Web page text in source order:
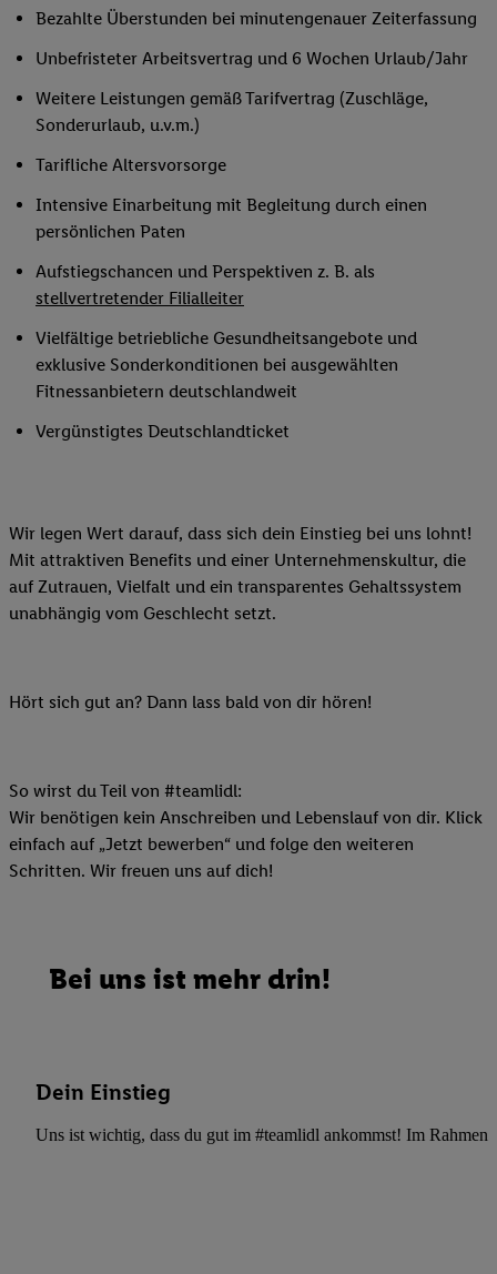
Bezahlte Überstunden bei minutengenauer Zeiterfassung
Unbefristeter Arbeitsvertrag und 6 Wochen Urlaub/Jahr
Weitere Leistungen gemäß Tarifvertrag (Zuschläge,
Sonderurlaub, u.v.m.)
Tarifliche Altersvorsorge
Intensive Einarbeitung mit Begleitung durch einen
persönlichen Paten
Aufstiegschancen und Perspektiven z. B. als
stellvertretender Filialleiter
Vielfältige betriebliche Gesundheitsangebote und
exklusive Sonderkonditionen bei ausgewählten
Fitnessanbietern deutschlandweit
Vergünstigtes Deutschlandticket
Wir legen Wert darauf, dass sich dein Einstieg bei uns lohnt!
Mit attraktiven Benefits und einer Unternehmenskultur, die
auf Zutrauen, Vielfalt und ein transparentes Gehaltssystem
unabhängig vom Geschlecht setzt.
Hört sich gut an? Dann lass bald von dir hören!
So wirst du Teil von #teamlidl:
Wir benötigen kein Anschreiben und Lebenslauf von dir. Klick
einfach auf „Jetzt bewerben“ und folge den weiteren
Schritten. Wir freuen uns auf dich!
Bei uns ist mehr drin!
Dein Einstieg
Uns ist wichtig, dass du gut im #teamlidl ankommst! Im Rahmen